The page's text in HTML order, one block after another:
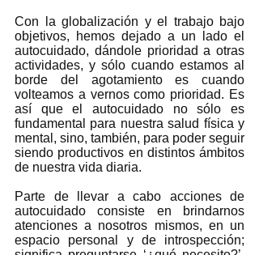
Con la globalización y el trabajo bajo
objetivos, hemos dejado a un lado el
autocuidado, dándole prioridad a otras
actividades, y sólo cuando estamos al
borde del agotamiento es cuando
volteamos a vernos como prioridad. Es
así que el autocuidado no sólo es
fundamental para nuestra salud física y
mental, sino, también, para poder seguir
siendo productivos en distintos ámbitos
de nuestra vida diaria.
Parte de llevar a cabo acciones de
autocuidado consiste en brindarnos
atenciones a nosotros mismos, en un
espacio personal y de introspección;